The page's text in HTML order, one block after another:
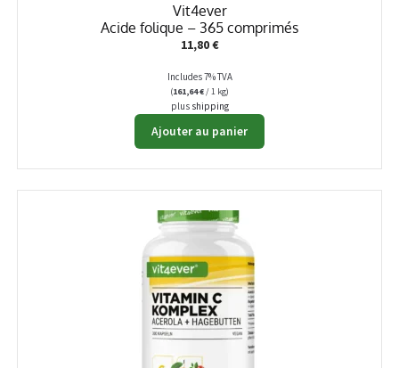
Vit4ever
Acide folique – 365 comprimés
11,80€
Includes 7% TVA
(161,64€/ 1 kg)
plus shipping
Ajouter au panier